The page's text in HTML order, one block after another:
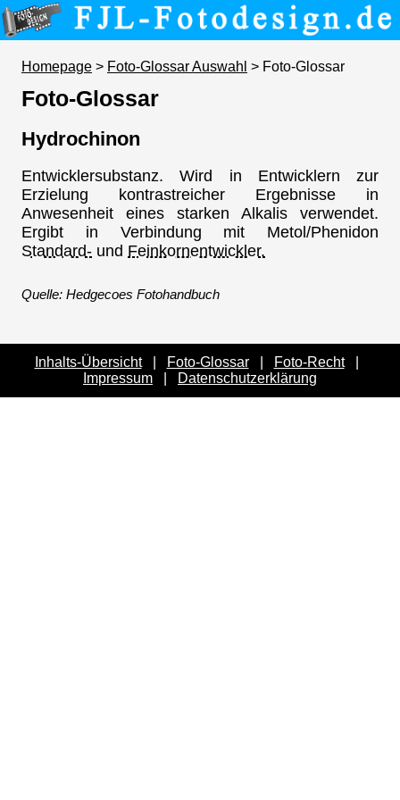
Homepage > Foto-Glossar Auswahl > Foto-Glossar
Foto-Glossar
Hydrochinon
Entwicklersubstanz. Wird in Entwicklern zur
Erzielung kontrastreicher Ergebnisse in
Anwesenheit eines starken Alkalis verwendet.
Ergibt in Verbindung mit Metol/Phenidon
Standard- und Feinkornentwickler.
Quelle: Hedgecoes Fotohandbuch
Inhalts-Übersicht| Foto-Glossar| Foto-Recht|
Impressum
Datenschutzerklärung